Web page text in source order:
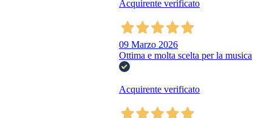
Acquirente verificato
09 Marzo 2026
Ottima e molta scelta per la musica
Acquirente verificato